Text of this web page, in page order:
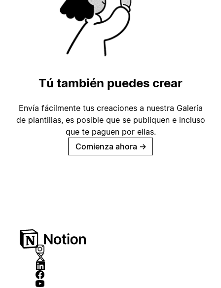
Tú también puedes crear
Envía fácilmente tus creaciones a nuestra Galería
de plantillas, es posible que se publiquen e incluso
que te paguen por ellas.
Comienza ahora →